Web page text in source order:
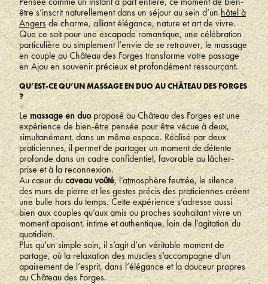
être s’inscrit naturellement dans un séjour au sein d’unhôtel à
Angersde charme, alliant élégance, nature et art de vivre.
Que ce soit pour une escapade romantique, une célébration
particulière ou simplement l’envie de se retrouver, le massage
en couple au Château des Forges transforme votre passage
en Ajou en souvenir précieux et profondément ressourçant.
QU’EST-CE QU’UN MASSAGE EN DUO AU CHÂTEAU DES FORGES
?
Lemassage en duoproposé au Château des Forges est une
expérience de bien-être pensée pour être vécue à deux,
simultanément, dans un même espace. Réalisé par deux
praticiennes, il permet de partager un moment de détente
profonde dans un cadre confidentiel, favorable au lâcher-
prise et à la reconnexion.
Au cœur ducaveau voûté, l’atmosphère feutrée, le silence
des murs de pierre et les gestes précis des praticiennes créent
une bulle hors du temps. Cette expérience s’adresse aussi
bien aux couples qu’aux amis ou proches souhaitant vivre un
moment apaisant, intime et authentique, loin de l’agitation du
quotidien.
Plus qu’un simple soin, il s’agit d’un véritable moment de
partage, où la relaxation des muscles s’accompagne d’un
apaisement de l’esprit, dans l’élégance et la douceur propres
au Château des Forges.